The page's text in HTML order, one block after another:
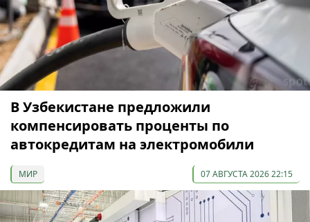
В Узбекистане предложили
компенсировать проценты по
автокредитам на электромобили
МИР 07 АВГУСТА 2026 22:15